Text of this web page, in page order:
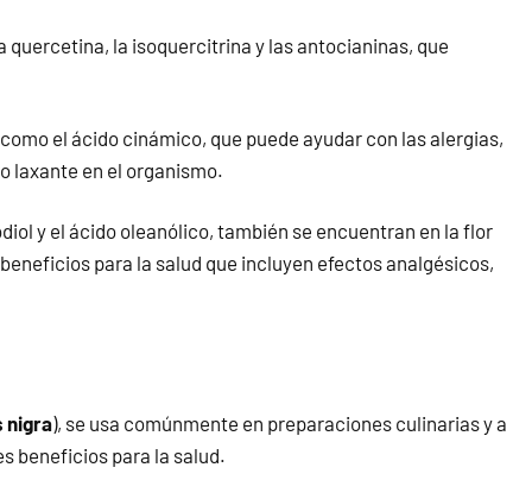
quercetina, la isoquercitrina y las antocianinas, que
el ácido cinámico, que puede ayudar con las alergias,
laxante en el organismo.
y el ácido oleanólico, también se encuentran en la flor
para la salud que incluyen efectos analgésicos,
nigra), se usa comúnmente en preparaciones culinarias y a
beneficios para la salud.